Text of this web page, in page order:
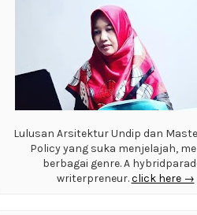
Lulusan Arsitektur Undip dan
Policy yang suka menjelajah,
berbagai genre. A
writerpreneur.click here →